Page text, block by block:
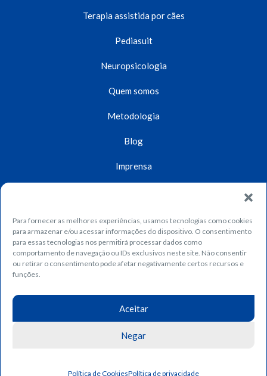
Fique por dentro das principais notícias, conteúdos e dicas
Assine o nosso boletim informativo! >>>>>
Para fornecer as melhores experiências, usamos tecnologias como cookies
para armazenar e/ou acessar informações do dispositivo. O consentimento
para essas tecnologias nos permitirá processar dados como
comportamento de navegação ou IDs exclusivos neste site. Não consentir
ou retirar o consentimento pode afetar negativamente certos recursos e
funções.
Aceitar
Negar
Política de CookiesPolítica de privacidade
Terapia assistida por cães
Pediasuit
Neuropsicologia
Quem somos
Metodologia
Blog
Imprensa
Contato
Dúvidas
Trabalhe conosco